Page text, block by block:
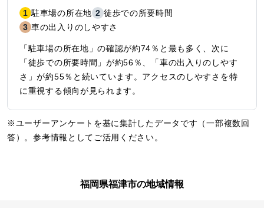
1 駐車場の所在地 2 徒歩での所要時間
3 車の出入りのしやすさ
「駐車場の所在地」の確認が約74％と最も多く、次に
「徒歩での所要時間」が約56％、「車の出入りのしやす
さ」が約55％と続いています。アクセスのしやすさを特
に重視する傾向が見られます。
※ユーザーアンケートを基に集計したデータです（一部複数回
答）。参考情報としてご活用ください。
福岡県福津市の地域情報